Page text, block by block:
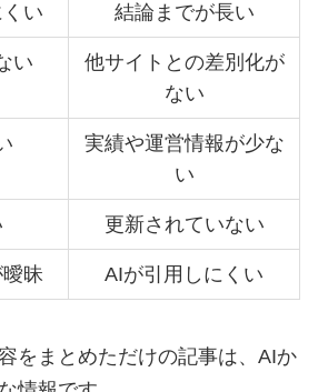
パソコン修理
ドラレコ修理
スマホ修理
い 結論までが長い
い
他サイトとの差別化が
ない
実績や運営情報が少な
い
更新されていない
昧 AIが引用しにくい
をまとめただけの記事は、AIか